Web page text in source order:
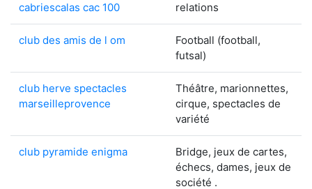
cabriescalas cac 100
relations
club des amis de l om
Football (football,
futsal)
club herve spectacles
marseilleprovence
Théâtre, marionnettes,
cirque, spectacles de
variété
club pyramide enigma
Bridge, jeux de cartes,
échecs, dames, jeux de
société .